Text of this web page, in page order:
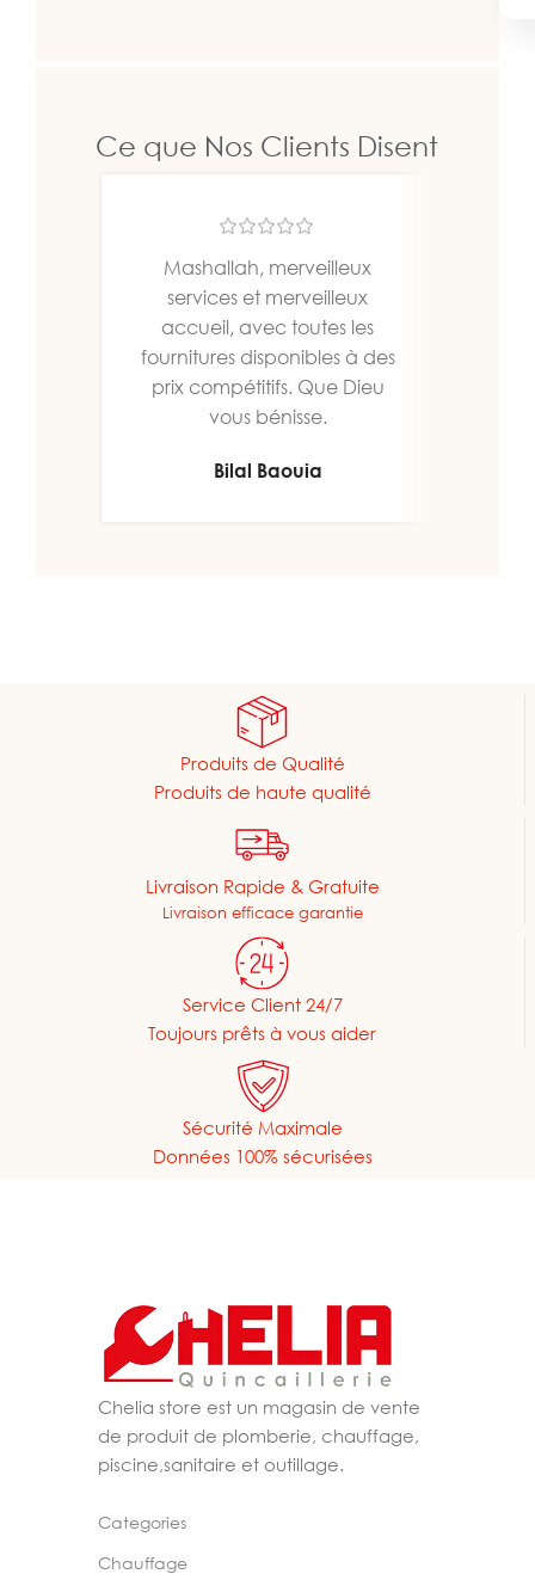
Ce que Nos Clients Disent
Mashallah, merveilleux
services et merveilleux
accueil, avec toutes les
fournitures disponibles à des
prix compétitifs. Que Dieu
vous bénisse.
Bilal Baouia
Produits de Qualité
Produits de haute qualité
Livraison Rapide & Gratuite
Livraison efficace garantie
Service Client 24/7
Toujours prêts à vous aider
Sécurité Maximale
Données 100% sécurisées
Chelia store est un magasin de vente
de produit de plomberie, chauffage,
piscine,sanitaire et outillage.
Categories
Chauffage